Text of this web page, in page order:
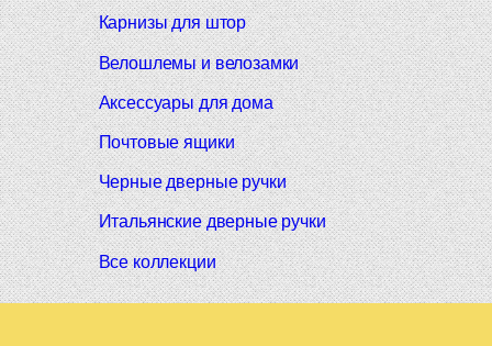
Карнизы для штор
Велошлемы и велозамки
Аксессуары для дома
Почтовые ящики
Черные дверные ручки
Итальянские дверные ручки
Все коллекции